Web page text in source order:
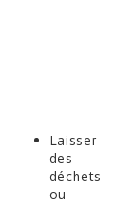
Laisser
des
déchets
ou